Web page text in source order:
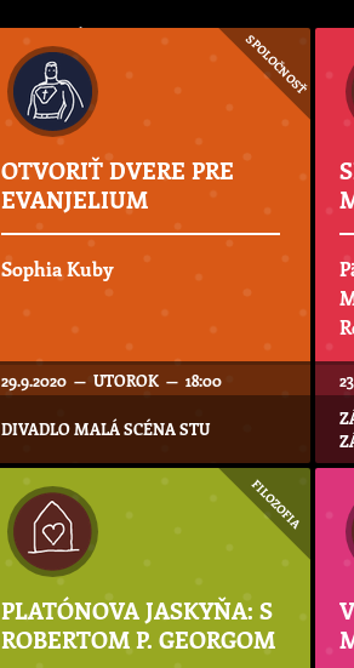
SPOLOČNOSŤ
OTVORIŤ DVERE PRE
EVANJELIUM
Sophia Kuby
29.9.2020 — UTOROK — 18:00
DIVADLO MALÁ SCÉNA STU
FILOZOFIA
PLATÓNOVA JASKYŇA: S
ROBERTOM P. GEORGOM